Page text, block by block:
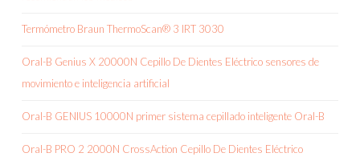
Termómetro Braun ThermoScan® 3 IRT 3030
Oral-B Genius X 20000N Cepillo De Dientes Eléctrico sensores de
movimiento e inteligencia artificial
Oral-B GENIUS 10000N primer sistema cepillado inteligente Oral-B
Oral-B PRO 2 2000N CrossAction Cepillo De Dientes Eléctrico